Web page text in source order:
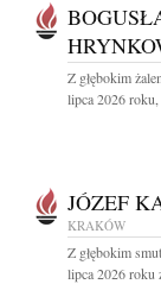
Z głębokim
lipca 2026 roku,
JÓZEF
KRAKÓW
Z głębokim
lipca 2026 roku